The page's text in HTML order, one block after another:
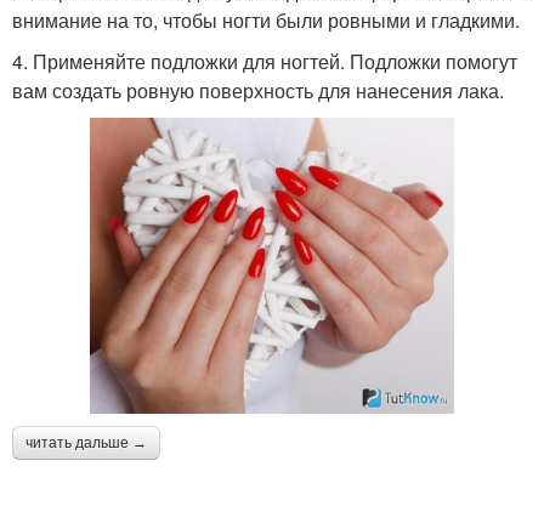
внимание на то, чтобы ногти были ровными и гладкими.
4. Применяйте подложки для ногтей. Подложки помогут
вам создать ровную поверхность для нанесения лака.
читать дальше →